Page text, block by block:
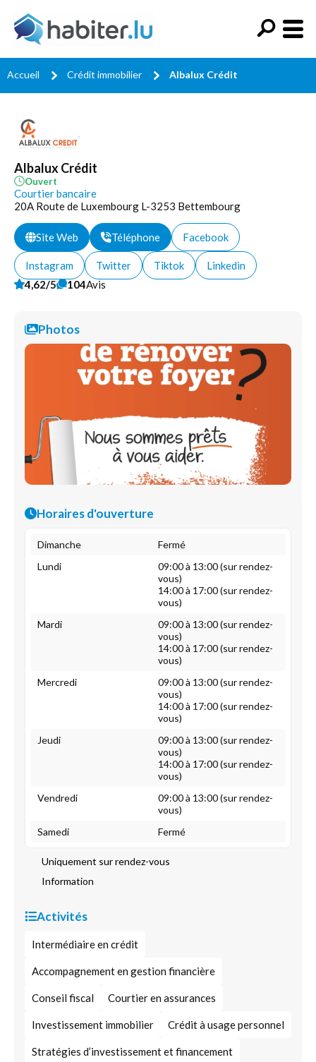
Accueil Crédit immobilier Albalux Crédit
Albalux Crédit
Ouvert
Courtier bancaire
20A Route de Luxembourg L-3253 Bettembourg
Site Web Téléphone Facebook
Instagram Twitter Tiktok
Linkedin
4,62/5
104Avis
Photos
Horaires d'ouverture
Dimanche
Fermé
Lundi
09:00 à 13:00 (sur rendez-
vous)
14:00 à 17:00 (sur rendez-
vous)
Mardi
09:00 à 13:00 (sur rendez-
vous)
14:00 à 17:00 (sur rendez-
vous)
Mercredi
09:00 à 13:00 (sur rendez-
vous)
14:00 à 17:00 (sur rendez-
vous)
Jeudi
09:00 à 13:00 (sur rendez-
vous)
14:00 à 17:00 (sur rendez-
vous)
Vendredi
09:00 à 13:00 (sur rendez-
vous)
Samedi
Fermé
Uniquement sur rendez-vous
Information
Activités
Intermédiaire en crédit
Accompagnement en gestion financière
Conseil fiscal Courtier en assurances
Investissement immobilier Crédit à usage personnel
Stratégies d’investissement et financement